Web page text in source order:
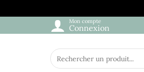
Mon compte
Connexion